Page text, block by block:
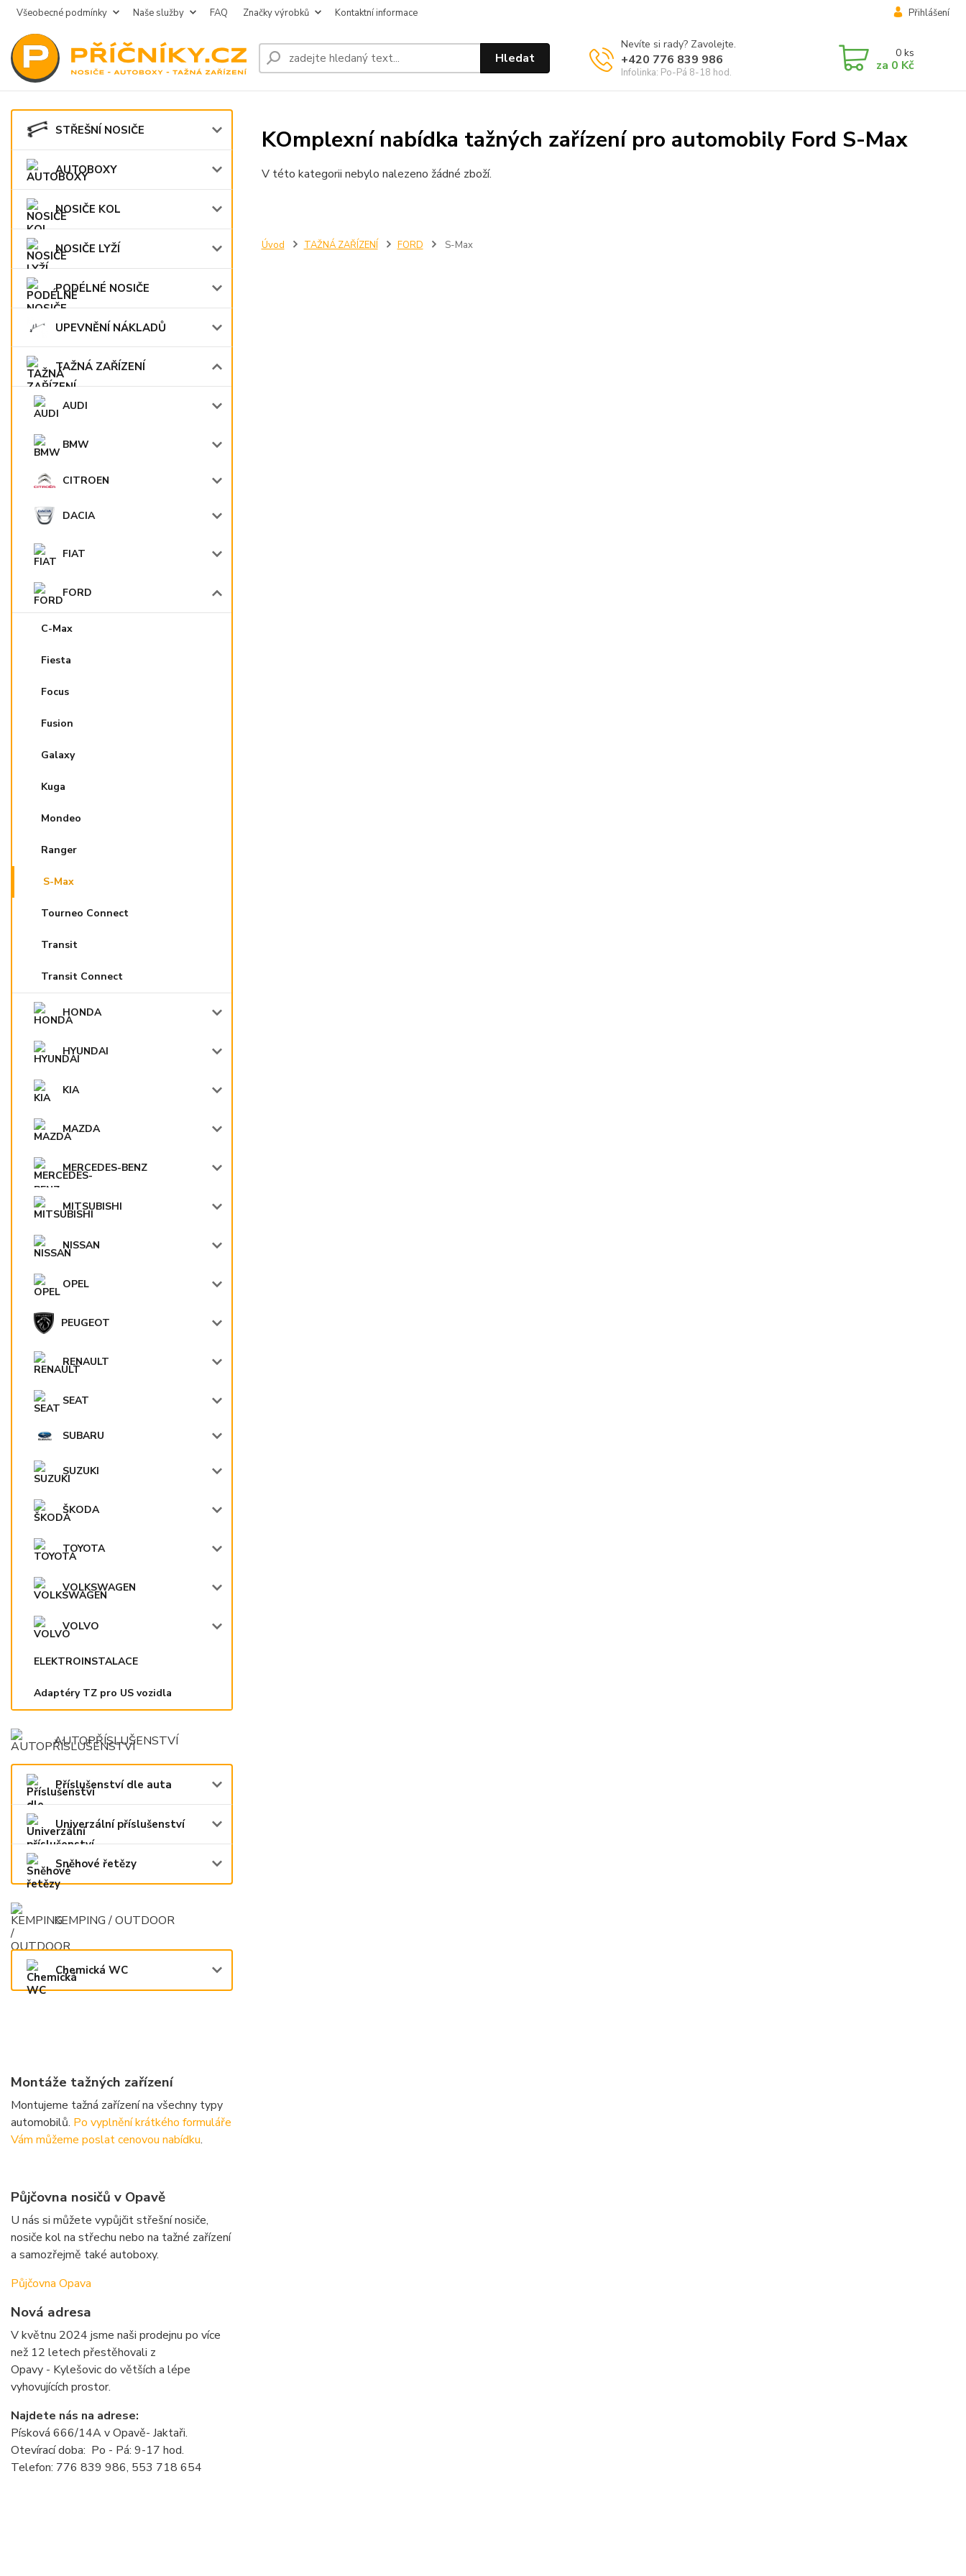
Všeobecné podmínky Naše služby FAQ Značky výrobků Kontaktní informace Přihlášení
Hledat
Nevíte si rady? Zavolejte.
+420 776 839 986
Infolinka: Po-Pá 8-18 hod.
0 ks
za 0 Kč
STŘEŠNÍ NOSIČE
AUTOBOXY
NOSIČE KOL
NOSIČE LYŽÍ
PODÉLNÉ NOSIČE
UPEVNĚNÍ NÁKLADŮ
TAŽNÁ ZAŘÍZENÍ
AUDI
BMW
CITROEN
DACIA
FIAT
FORD
C-Max
Fiesta
Focus
Fusion
Galaxy
Kuga
Mondeo
Ranger
S-Max
Tourneo Connect
Transit
Transit Connect
HONDA
HYUNDAI
KIA
MAZDA
MERCEDES-BENZ
MITSUBISHI
NISSAN
OPEL
PEUGEOT
RENAULT
SEAT
SUBARU
SUZUKI
ŠKODA
TOYOTA
VOLKSWAGEN
VOLVO
ELEKTROINSTALACE
Adaptéry TZ pro US vozidla
AUTOPŘÍSLUŠENSTVÍ
Příslušenství dle auta
Univerzální příslušenství
Sněhové řetězy
KEMPING / OUTDOOR
Chemická WC
Montáže tažných zařízení
Montujeme tažná zařízení na všechny typy
automobilů. Po vyplnění krátkého formuláře
Vám můžeme poslat cenovou nabídku.
Půjčovna nosičů v Opavě
U nás si můžete vypůjčit střešní nosiče,
nosiče kol na střechu nebo na tažné zařízení
a samozřejmě také autoboxy.
Půjčovna Opava
Nová adresa
V květnu 2024 jsme naši prodejnu po více
než 12 letech přestěhovali z
Opavy - Kylešovic do větších a lépe
vyhovujících prostor.
Najdete nás na adrese:
Písková 666/14A v Opavě- Jaktaři.
Otevírací doba: Po - Pá: 9-17 hod.
Telefon: 776 839 986, 553 718 654
Úvod TAŽNÁ ZAŘÍZENÍ FORD S-Max
KOmplexní nabídka tažných zařízení pro automobily Ford S-Max
V této kategorii nebylo nalezeno žádné zboží.